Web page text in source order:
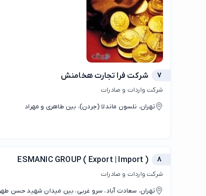
7 شرکت فرا تجارت هخامنش
شرکت واردات و صادرات
تهران، نلسون ماندلا (جردن)، بین طاهری و مهراد
8
ESMANIC GROUP ( Export | Import )
شرکت واردات و صادرات
تهران، سعادت آباد، سرو غربی، بین میدان شهید حسن